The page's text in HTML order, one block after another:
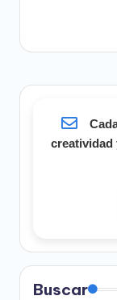
creatividad
Buscar